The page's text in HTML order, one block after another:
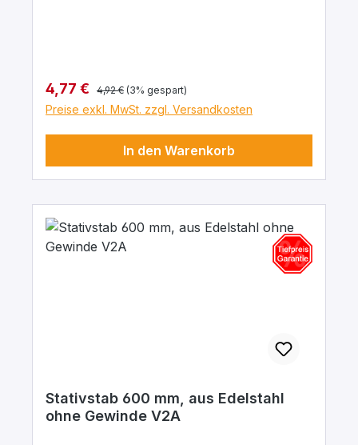
Verkaufspreis:
4,77 € Regulärer Preis:
4,92 € (3% gespart)
Preise exkl. MwSt. zzgl. Versandkosten
In den Warenkorb
Stativstab 600 mm, aus Edelstahl
ohne Gewinde V2A